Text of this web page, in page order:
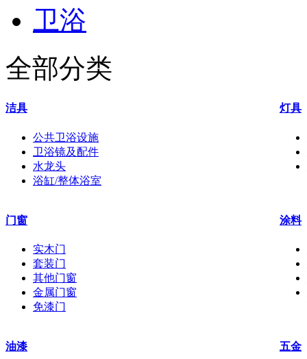
卫浴
全部分类
洁具
公共卫浴设施
卫浴镜及配件
水龙头
浴缸/整体浴室
灯具
门窗
实木门
套装门
其他门窗
金属门窗
免漆门
涂料
油漆 五金